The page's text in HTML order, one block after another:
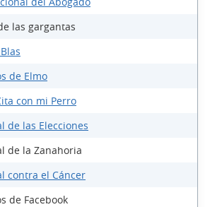
las gargantas
de Elmo
con mi Perro
de las Elecciones
de la Zanahoria
contra el Cáncer
de Facebook